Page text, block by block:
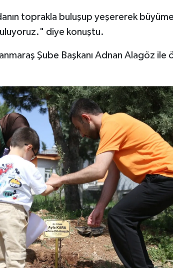
toprakla buluşup yeşererek
diye konuştu.
Şube Başkanı Adnan Alagöz ile